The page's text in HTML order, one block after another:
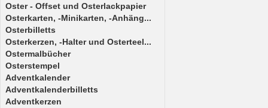
Oster - Offset und Osterlackpapier
Osterkarten, -Minikarten, -Anhäng...
Osterbilletts
Osterkerzen, -Halter und Osterteel...
Ostermalbücher
Osterstempel
Adventkalender
Adventkalenderbilletts
Adventkerzen